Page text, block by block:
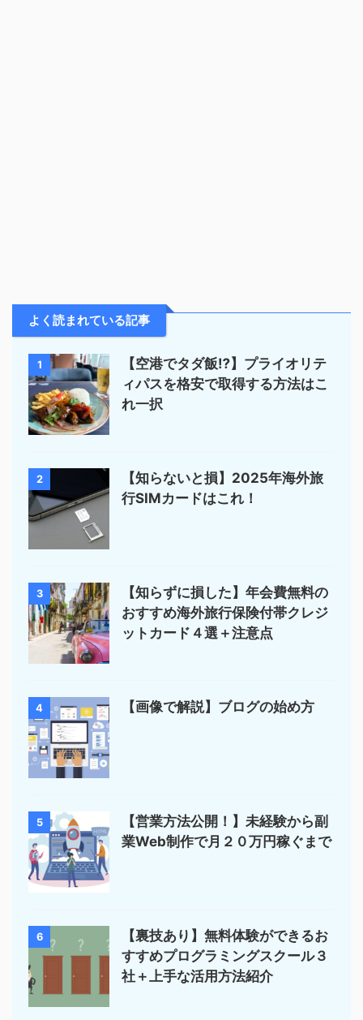
よく読まれている記事
1
【空港でタダ飯⁉︎】プライオリテ
ィパスを格安で取得する方法はこ
れ一択
2
【知らないと損】2025年海外旅
行SIMカードはこれ！
3
【知らずに損した】年会費無料の
おすすめ海外旅行保険付帯クレジ
ットカード４選＋注意点
4 【画像で解説】ブログの始め方
5
【営業方法公開！】未経験から副
業Web制作で月２０万円稼ぐまで
6
【裏技あり】無料体験ができるお
すすめプログラミングスクール３
社＋上手な活用方法紹介